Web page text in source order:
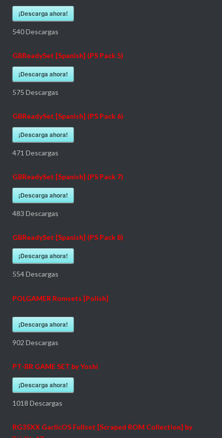
¡Descarga ahora!
540Descargas
GBReadySet [Spanish] (PS Pack 5)
¡Descarga ahora!
575 Descargas
GBReadySet [Spanish] (PS Pack 6)
¡Descarga ahora!
471 Descargas
GBReadySet [Spanish] (PS Pack 7)
¡Descarga ahora!
483 Descargas
GBReadySet [Spanish] (PS Pack 8)
¡Descarga ahora!
554Descargas
POLGAMER Romsets [Polish]
¡Descarga ahora!
902 Descargas
PT-BR GAME SET by Yoshi
¡Descarga ahora!
1018 Descargas
RG35XX GarlicOS Fullset [Scraped ROM Collection] by